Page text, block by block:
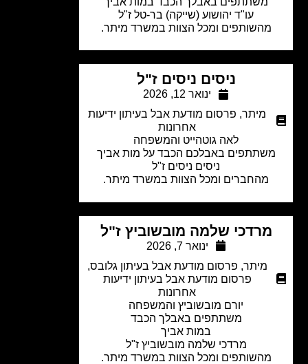
עו"ד יהושוע (שייקה) בר-טל ז"ל
מהשותפים ומכל הצוות במשרד מיתר.
ניסים ניסים ז"ל
ינואר 12, 2026
מיתר,
פרסום מודעת אבל בעיתון ידיעות
אחרונות
לאה גוטהייט והמשפחה
באבלכם הכבד על מות אביך
ניסים ניסים ז"ל
מהחברים ומכל הצוות במשרד מיתר.
מרדכי שלמה מובשוביץ ז"ל
ינואר 7, 2026
פרסום מודעת אבל בעיתון גלובס,
פרסום מודעת אבל בעיתון ידיעות
אחרונות
יורם מובשוביץ והמשפחה
משתתפים באבלך הכבד
במות אביך
מרדכי שלמה מובשוביץ ז"ל
מהשותפים ומכל הצוות במשרד מיתר.